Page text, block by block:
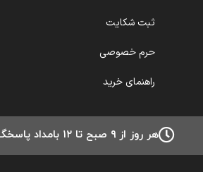
ثبت شکایت
حرم خصوصی
راهنمای خرید
هر روز از ۹ صبح تا ۱۲ بامداد پاسخگو شما هستیم.